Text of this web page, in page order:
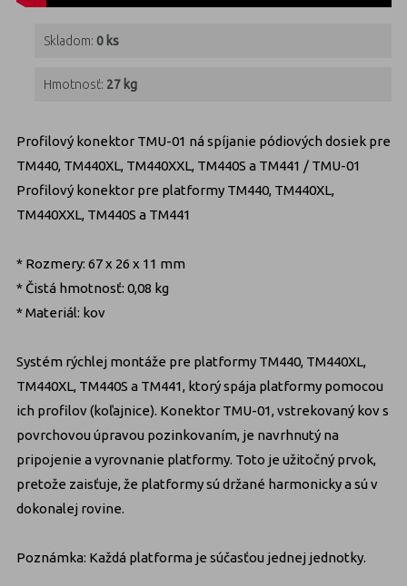
Skladom: 0 ks
Hmotnosť: 27 kg
Profilový konektor TMU-01 ná spíjanie pódiových dosiek pre
TM440, TM440XL, TM440XXL, TM440S a TM441 / TMU-01
Profilový konektor pre platformy TM440, TM440XL,
TM440XXL, TM440S a TM441
* Rozmery: 67 x 26 x 11 mm
* Čistá hmotnosť: 0,08 kg
* Materiál: kov
Systém rýchlej montáže pre platformy TM440, TM440XL,
TM440XL, TM440S a TM441, ktorý spája platformy pomocou
ich profilov (koľajnice). Konektor TMU-01, vstrekovaný kov s
povrchovou úpravou pozinkovaním, je navrhnutý na
pripojenie a vyrovnanie platformy. Toto je užitočný prvok,
pretože zaisťuje, že platformy sú držané harmonicky a sú v
dokonalej rovine.
Poznámka: Každá platforma je súčasťou jednej jednotky.